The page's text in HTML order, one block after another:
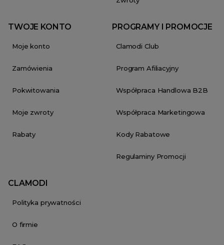
TWOJE KONTO
Moje konto
Zamówienia
Pokwitowania
Moje zwroty
Rabaty
PROGRAMY I PROMOCJE
Clamodi Club
Program Afiliacyjny
Współpraca Handlowa B2B
Współpraca Marketingowa
Kody Rabatowe
Regulaminy Promocji
CLAMODI
Polityka prywatności
O firmie